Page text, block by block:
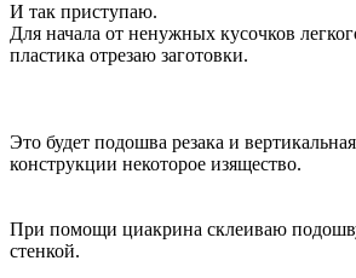
И так приступаю.
Для начала от ненужных кусочков
пластика отрезаю заготовки.
Это будет подошва резака и
конструкции некоторое изящество.
При помощи циакрина склеиваю
стенкой.